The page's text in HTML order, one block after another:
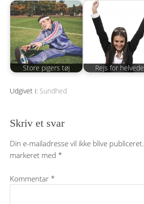
Store pigers tøj Rejs for helvede
Udgivet i: Sundhed
Skriv et svar
Din e-mailadresse vil ikke blive publiceret.
markeret med *
Kommentar *